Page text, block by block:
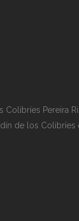
Colibríes Pereira
de los Colibríes